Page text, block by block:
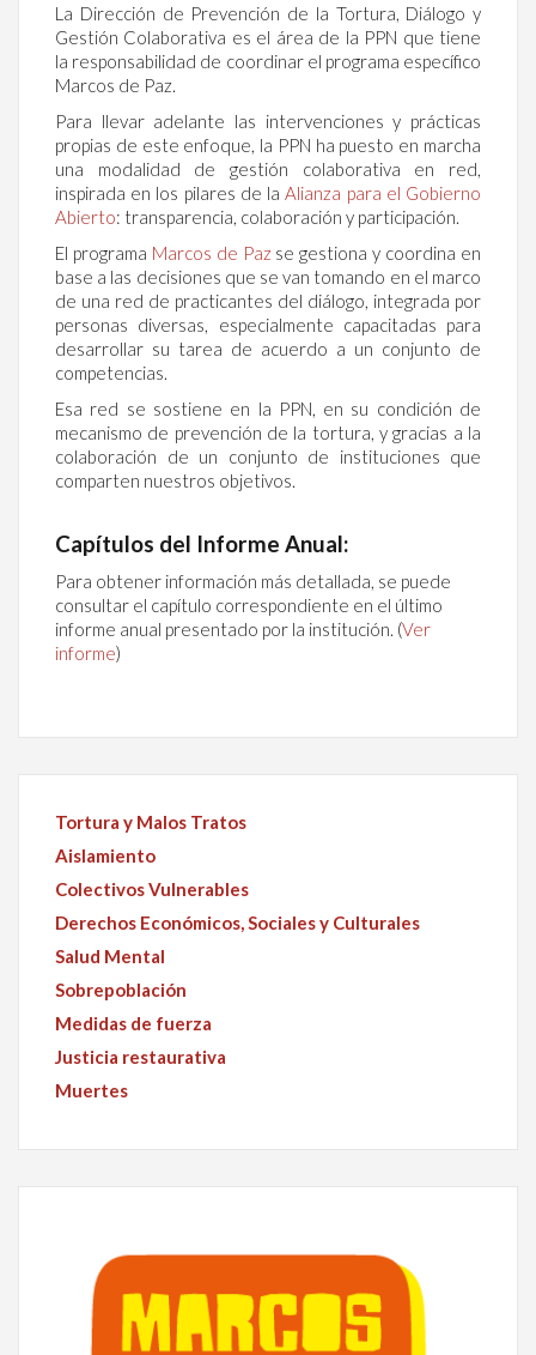
La Dirección de Prevención de la Tortura, Diálogo y
Gestión Colaborativa es el área de la PPN que tiene
la responsabilidad de coordinar el programa específico
Marcos de Paz.
Para llevar adelante las intervenciones y prácticas
propias de este enfoque, la PPN ha puesto en marcha
una modalidad de gestión colaborativa en red,
inspirada en los pilares de la Alianza para el Gobierno
Abierto: transparencia, colaboración y participación.
El programa Marcos de Pazse gestiona y coordina en
base a las decisiones que se van tomando en el marco
de una red de practicantes del diálogo, integrada por
personas diversas, especialmente capacitadas para
desarrollar su tarea de acuerdo a un conjunto de
competencias.
Esa red se sostiene en la PPN, en su condición de
mecanismo de prevención de la tortura, y gracias a la
colaboración de un conjunto de instituciones que
comparten nuestros objetivos.
Capítulos del Informe Anual:
Para obtener información más detallada, se puede
consultar el capítulo correspondiente en el último
informe anual presentado por la institución. (Ver
informe)
Tortura y Malos Tratos
Aislamiento
Colectivos Vulnerables
Derechos Económicos, Sociales y Culturales
Salud Mental
Sobrepoblación
Medidas de fuerza
Justicia restaurativa
Muertes